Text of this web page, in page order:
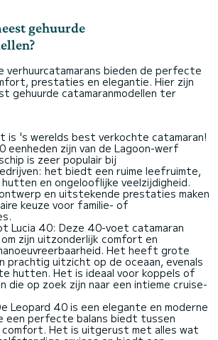
gehuurde
verhuurcatamarans bieden de perfecte
prestaties en elegantie. Hier zijn
gehuurde catamaranmodellen ter
is 's werelds best verkochte catamaran!
eenheden zijn van de Lagoon-werf
is zeer populair bij
het biedt een ruime leefruimte,
en ongelooflijke veelzijdigheid.
en uitstekende prestaties maken
keuze voor familie- of
Lucia 40: Deze 40-voet catamaran
zijn uitzonderlijk comfort en
Het heeft grote
prachtig uitzicht op de oceaan, evenals
hutten. Het is ideaal voor koppels of
die op zoek zijn naar een intieme cruise-
Leopard 40 is een elegante en moderne
een perfecte balans biedt tussen
Het is uitgerust met alles wat